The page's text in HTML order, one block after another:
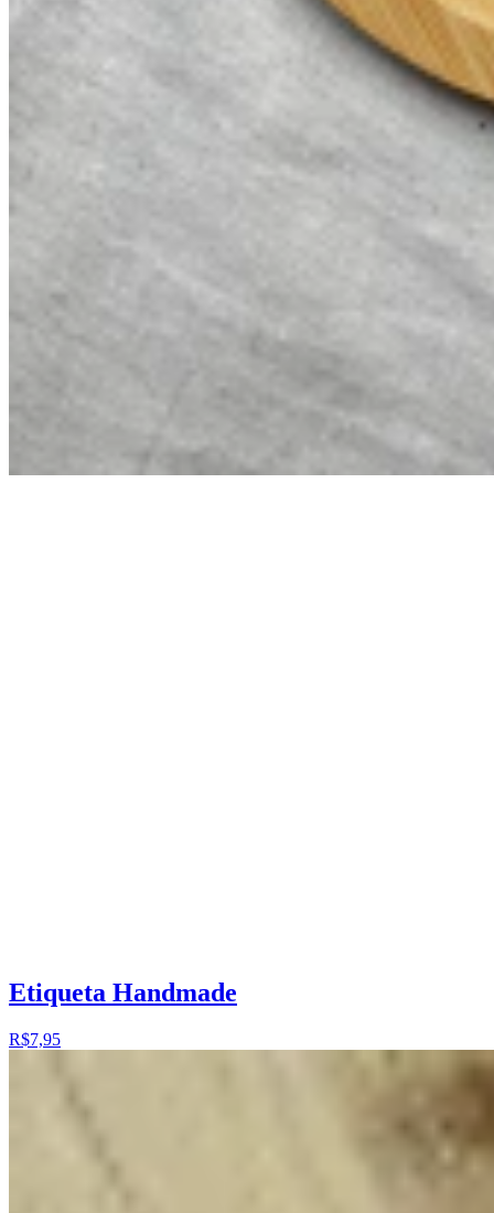
Etiqueta Handmade
R$7,95